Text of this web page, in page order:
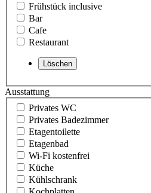
Frühstück inclusive
Bar
Cafe
Restaurant
Ausstattung
Privates WC
Privates Badezimmer
Etagentoilette
Etagenbad
Wi-Fi kostenfrei
Küche
Kühlschrank